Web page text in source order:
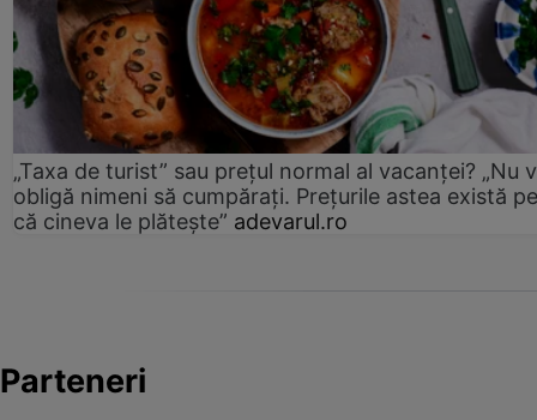
„Taxa de turist” sau prețul normal al vacanței? „Nu
obligă nimeni să cumpărați. Prețurile astea există
că cineva le plătește” adevarul.ro
Parteneri